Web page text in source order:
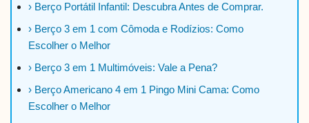
› Berço Portátil Infantil: Descubra Antes de Comprar.
› Berço 3 em 1 com Cômoda e Rodízios: Como
Escolher o Melhor
› Berço 3 em 1 Multimóveis: Vale a Pena?
› Berço Americano 4 em 1 Pingo Mini Cama: Como
Escolher o Melhor